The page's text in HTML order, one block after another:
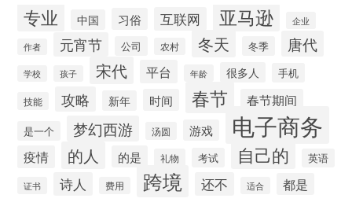
专业 中国 习俗 互联网 亚马逊 企业
作者 元宵节 公司 农村 冬天 冬季 唐代
学校 孩子 宋代 平台 年龄 很多人 手机
技能 攻略 新年 时间 春节 春节期间
是一个 梦幻西游 汤圆 游戏 电子商务
疫情 的人 的是 礼物 考试 自己的 英语
证书 诗人 费用 跨境 还不 适合 都是